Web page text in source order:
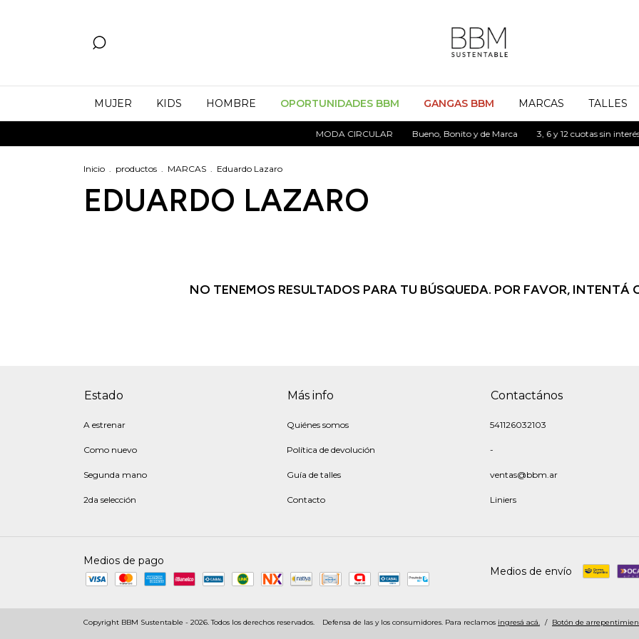
MUJER KIDS HOMBRE OPORTUNIDADES BBM GANGAS BBM MARCAS TALLES
MODA CIRCULAR Bueno, Bonito y de Marca 3, 6 y 12 cuotas sin interés
Inicio . productos . MARCAS . Eduardo Lazaro
EDUARDO LAZARO
NO TENEMOS RESULTADOS PARA TU BÚSQUEDA. POR FAVOR, INTENTÁ
Estado
A estrenar
Como nuevo
Segunda mano
2da selección
Más info
Quiénes somos
Política de devolución
Guía de talles
Contacto
Contactános
541126032103
-
ventas@bbm.ar
Liniers
Medios de pago
Medios de envío
Copyright BBM Sustentable - 2026. Todos los derechos reservados. Defensa de las y los consumidores. Para reclamos ingresá acá. / Botón de